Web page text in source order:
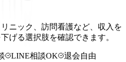
ニック、訪問看護など、収入を
げる選択肢を確認できます。
LINE相談OK
退会自由